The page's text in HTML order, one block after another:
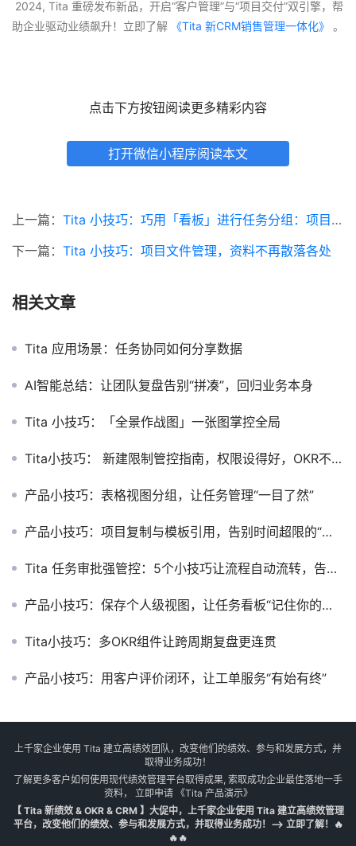
助企业驱动业绩飙升！立即了解 《Tita 新CRM销售管理一体化》 。
点击下方按钮阅读更多精彩内容
打开微信小程序阅读本文
上一篇： Tita 小技巧：巧用「看板」进行任务分组：项目管理的可视化利器
下一篇： Tita 小技巧：项目文件管理，资料不再散落各处
相关文章
Tita 应用场景：任务协同如何分享数据
AI智能总结：让团队复盘告别“拼凑”，回归业务本身
Tita 小技巧：「全景作战图」一张图掌控全局
Tita小技巧： 新建限制管控指南，权限设得好，OKR不乱套
产品小技巧：表格视图分组，让任务管理“一目了然”
产品小技巧：项目复制与模板引用，告别时间超限的“手动修补”
Tita 任务审批强管控：5个小技巧让流程自动流转，告别人工催促
产品小技巧：保存个人级视图，让任务看板“记住你的习惯”
Tita小技巧：多OKR组件让跨周期复盘更连贯
产品小技巧：用客户评价闭环，让工单服务“有始有终”
上千家企业使用 Tita 建立高绩效团队，改变他们的绩效、参与和发展方式，并
取得业务成功！
了解更多客户如何使用现代绩效管理平台取得成果, 索取成功企业最佳落地一手
资料， 立即申请《Tita 产品演示》
【 Tita 新绩效 & OKR & CRM 】大促中，上千家企业使用 Tita 建立高绩效管理
平台，改变他们的绩效、参与和发展方式，并取得业务成功！--> 立即了解！🔥
🔥🔥